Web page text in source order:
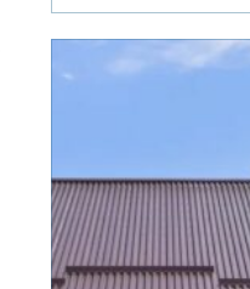
ibland fönster och